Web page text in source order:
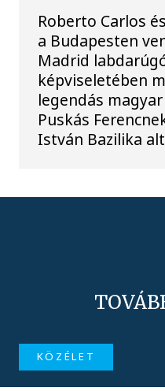
Roberto Carlos
a Budapesten
Madrid
képviseletében
legendás
Puskás
István Bazilika
KÖZÉLET